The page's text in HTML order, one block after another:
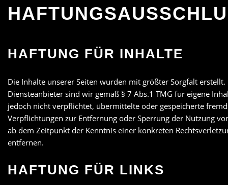
HAFTUNG FÜR INHALTE
Die Inhalte unserer Seiten wurden mit größter Sorgfalt
Diensteanbieter sind wir gemäß § 7 Abs.1 TMG für eigene
jedoch nicht verpflichtet, übermittelte oder gespeicherte
Verpflichtungen zur Entfernung oder Sperrung der Nutzung
ab dem Zeitpunkt der Kenntnis einer konkreten
entfernen.
HAFTUNG FÜR LINKS